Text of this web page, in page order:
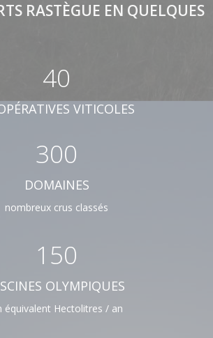
RASTÈGUE EN QUELQUES
40
VITICOLES
300
DOMAINES
nombreux crus classés
150
OLYMPIQUES
équivalent Hectolitres / an